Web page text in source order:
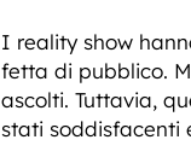
I reality show
fetta di pubblico.
ascolti. Tuttavia,
stati soddisfacenti